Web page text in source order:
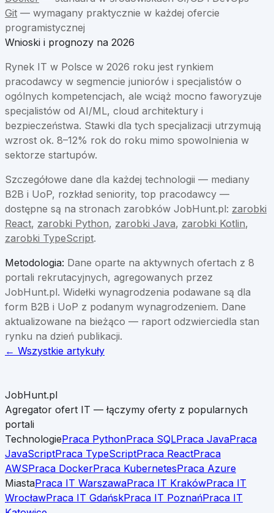
Git — wymagany praktycznie w każdej ofercie
programistycznej
Wnioski i prognozy na 2026
Rynek IT w Polsce w 2026 roku jest rynkiem
pracodawcy w segmencie juniorów i specjalistów o
ogólnych kompetencjach, ale wciąż mocno faworyzuje
specjalistów od AI/ML, cloud architektury i
bezpieczeństwa. Stawki dla tych specjalizacji utrzymują
wzrost ok. 8–12% rok do roku mimo spowolnienia w
sektorze startupów.
Szczegółowe dane dla każdej technologii — mediany
B2B i UoP, rozkład seniority, top pracodawcy —
dostępne są na stronach zarobków JobHunt.pl: zarobki
React, zarobki Python, zarobki Java, zarobki Kotlin,
zarobki TypeScript.
Metodologia: Dane oparte na aktywnych ofertach z 8
portali rekrutacyjnych, agregowanych przez
JobHunt.pl. Widełki wynagrodzenia podawane są dla
form B2B i UoP z podanym wynagrodzeniem. Dane
aktualizowane na bieżąco — raport odzwierciedla stan
rynku na dzień publikacji.
← Wszystkie artykuły
JobHunt.pl
Agregator ofert IT — łączymy oferty z popularnych
portali
TechnologiePraca PythonPraca SQLPraca JavaPraca
JavaScriptPraca TypeScriptPraca ReactPraca
AWSPraca DockerPraca KubernetesPraca Azure
MiastaPraca IT WarszawaPraca IT KrakówPraca IT
WrocławPraca IT GdańskPraca IT PoznańPraca IT